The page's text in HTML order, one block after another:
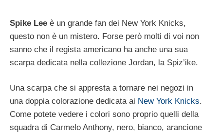
Spike Lee è un grande fan dei New York Knicks,
questo non è un mistero. Forse però molti di voi non
sanno che il regista americano ha anche una sua
scarpa dedicata nella collezione Jordan, la Spiz’ike.
Una scarpa che si appresta a tornare nei negozi in
una doppia colorazione dedicata ai New York Knicks.
Come potete vedere i colori sono proprio quelli della
squadra di Carmelo Anthony, nero, bianco, arancione